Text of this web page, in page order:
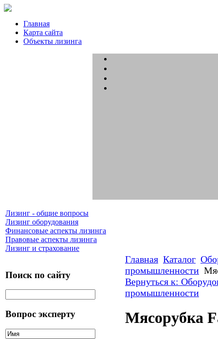
Главная
Карта сайта
Объекты лизинга
Лизинг - общие вопросы
Лизинг оборудования
Финансовые аспекты лизинга
Правовые аспекты лизинга
Лизинг и страхование
Поиск по сайту
Вопрос эксперту
Главная Каталог
промышленности
Вернуться к:
промышленности
Мясорубка